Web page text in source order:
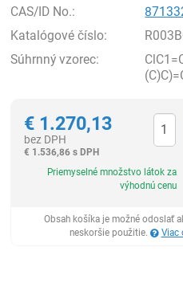
CAS/ID No.:
Katalógové číslo:
Súhrnný vzorec:
€ 1.270,13
bez DPH
€ 1.536,86 s DPH
Priemyselné množstvo látok za
výhodnú cenu
Obsah košíka je možné odoslať
neskoršie použitie.
Viac